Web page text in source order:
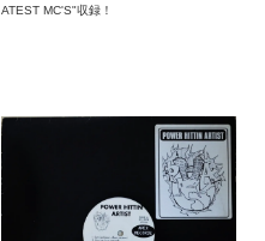
ATEST MC'S"収録！